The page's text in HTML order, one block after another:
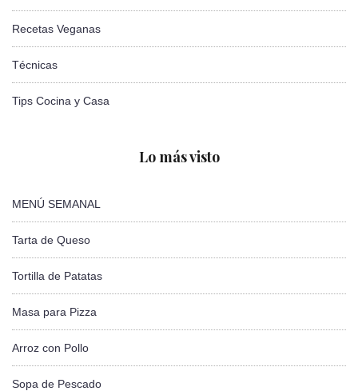
Recetas Veganas
Técnicas
Tips Cocina y Casa
Lo más visto
MENÚ SEMANAL
Tarta de Queso
Tortilla de Patatas
Masa para Pizza
Arroz con Pollo
Sopa de Pescado